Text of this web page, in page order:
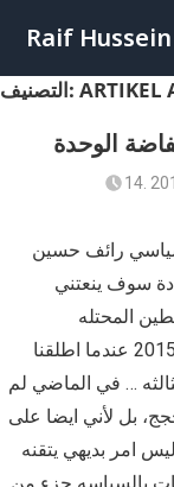
Raif Hussein
التصنيف: ARTIKEL
الوحدة
السياسي رائف حسين ‪-
سوف ينعتني
المحتله
بالانتفاضة الرابعه … هذا ما حصل ايضا في نهاية 2015 عندما اطلقنا
… في الماضي لم
بل لأني ايضا على
امر بديهي يتقنه